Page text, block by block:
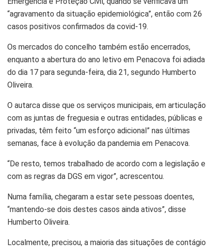
“agravamento da situação epidemiológica”, então com 26
casos positivos confirmados da covid-19.
Os mercados do concelho também estão encerrados,
enquanto a abertura do ano letivo em Penacova foi adiada
do dia 17 para segunda-feira, dia 21, segundo Humberto
Oliveira.
O autarca disse que os serviços municipais, em articulação
com as juntas de freguesia e outras entidades, públicas e
privadas, têm feito “um esforço adicional” nas últimas
semanas, face à evolução da pandemia em Penacova.
“De resto, temos trabalhado de acordo com a legislação e
com as regras da DGS em vigor”, acrescentou.
Numa família, chegaram a estar sete pessoas doentes,
“mantendo-se dois destes casos ainda ativos”, disse
Humberto Oliveira.
Localmente, precisou, a maioria das situações de contágio